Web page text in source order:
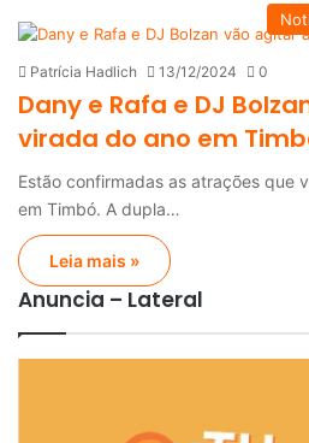
Patrícia Hadlich 13/12/2024 0
Dany e Rafa e DJ
virada do ano em
Estão confirmadas as atrações que
em Timbó. A dupla…
Leia mais »
Anuncia – Lateral